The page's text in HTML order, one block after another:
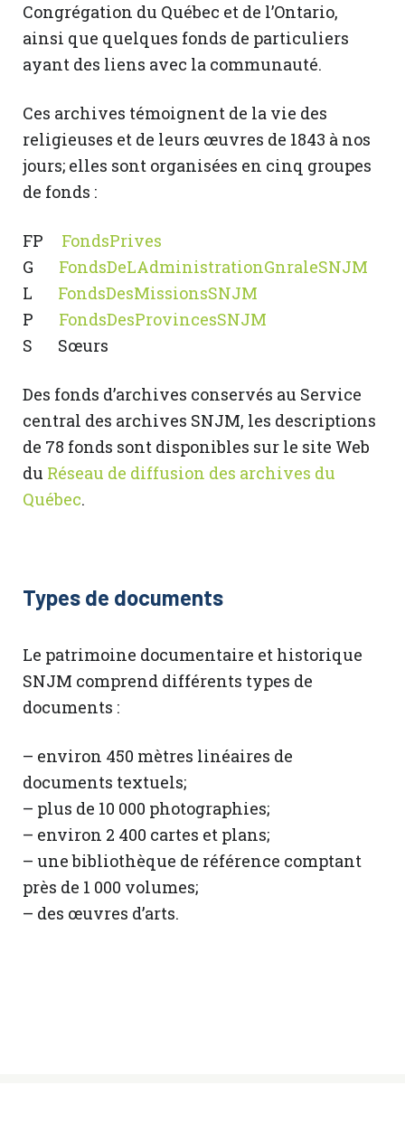
Congrégation du Québec et de l’Ontario,
ainsi que quelques fonds de particuliers
ayant des liens avec la communauté.
Ces archives témoignent de la vie des
religieuses et de leurs œuvres de 1843 à nos
jours; elles sont organisées en cinq groupes
de fonds :
FP FondsPrives
G FondsDeLAdministrationGnraleSNJM
L FondsDesMissionsSNJM
P FondsDesProvincesSNJM
S Sœurs
Des fonds d’archives conservés au Service
central des archives SNJM, les descriptions
de 78 fonds sont disponibles sur le site Web
du Réseau de diffusion des archives du
Québec.
Types de documents
Le patrimoine documentaire et historique
SNJM comprend différents types de
documents :
– environ 450 mètres linéaires de
documents textuels;
– plus de 10 000 photographies;
– environ 2 400 cartes et plans;
– une bibliothèque de référence comptant
près de 1 000 volumes;
– des œuvres d’arts.